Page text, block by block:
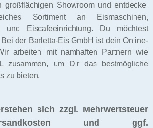
großflächigen Showroom und entdecke
Sortiment an Eismaschinen,
und Eiscafeeinrichtung. Du möchtest
der Barletta-Eis GmbH ist dein Online-
arbeiten mit namhaften Partnern wie
zusammen, um Dir das bestmögliche
zu bieten.
sich zzgl. Mehrwertsteuer
und ggf.